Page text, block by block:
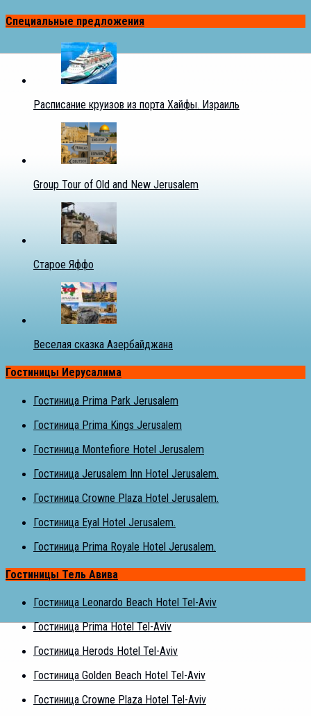
Специальные предложения
Расписание круизов из порта Хайфы. Израиль
Group Tour of Old and New Jerusalem
Старое Яффо
Веселая сказка Азербайджана
Гостиницы Иерусалима
Гостиница Prima Park Jerusalem
Гостиница Prima Kings Jerusalem
Гостиница Montefiore Hotel Jerusalem
Гостиница Jerusalem Inn Hotel Jerusalem.
Гостиница Crowne Plaza Hotel Jerusalem.
Гостиница Eyal Hotel Jerusalem.
Гостиница Prima Royale Hotel Jerusalem.
Гостиницы Тель Авива
Гостиница Leonardo Beach Hotel Tel-Aviv
Гостиница Prima Hotel Tel-Aviv
Гостиница Herods Hotel Tel-Aviv
Гостиница Golden Beach Hotel Tel-Aviv
Гостиница Crowne Plaza Hotel Tel-Aviv